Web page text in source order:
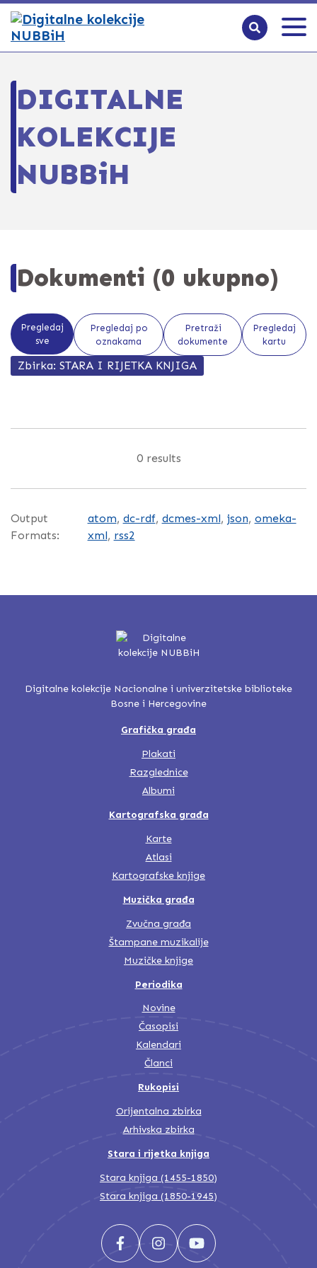
DIGITALNE
KOLEKCIJE
NUBBiH
Dokumenti (0 ukupno)
Pregledaj
sve
Pregledaj po
oznakama
Pretraži
dokumente
Pregledaj
kartu
Zbirka: STARA I RIJETKA KNJIGA
0 results
Output
Formats:
atom, dc-rdf, dcmes-xml, json, omeka-
xml, rss2
Digitalne kolekcije Nacionalne i univerzitetske biblioteke
Bosne i Hercegovine
Grafička građa
Plakati
Razglednice
Albumi
Kartografska građa
Karte
Atlasi
Kartografske knjige
Muzička građa
Zvučna građa
Štampane muzikalije
Muzičke knjige
Periodika
Novine
Časopisi
Kalendari
Članci
Rukopisi
Orijentalna zbirka
Arhivska zbirka
Stara i rijetka knjiga
Stara knjiga (1455-1850)
Stara knjiga (1850-1945)